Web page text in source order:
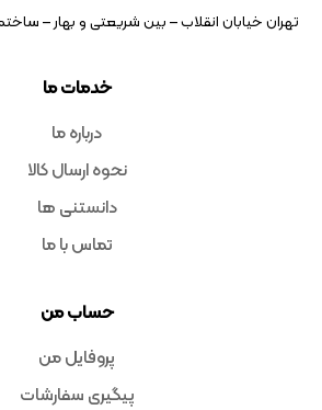
خدمات ما
درباره ما
نحوه ارسال کالا
دانستنی ها
تماس با ما
حساب من
پروفایل من
پیگیری سفارشات
تهران خیابان انقلاب – بین شریعتی و بهار –